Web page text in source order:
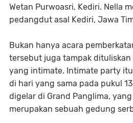
Wetan Purwoasri, Kediri. Nella
pedangdut asal Kediri, Jawa
Bukan hanya acara
tersebut juga tampak dituliskan
yang intimate. Intimate party
di hari yang sama pada pukul
digelar di Grand Panglima,
merupakan sebuah gedung